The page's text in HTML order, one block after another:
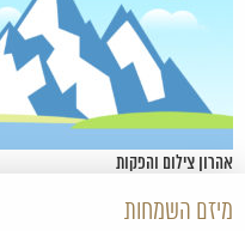
אהרון צילום והפקות
מיזם השמחות